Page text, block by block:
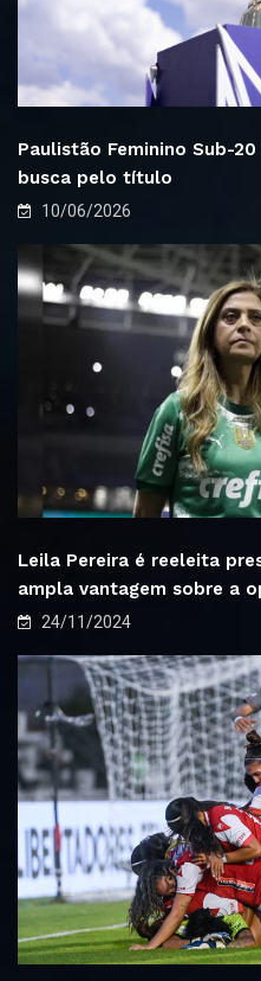
Paulistão Feminino Sub-
busca pelo título
10/06/2026
Leila Pereira é reeleita
ampla vantagem sobre a
24/11/2024